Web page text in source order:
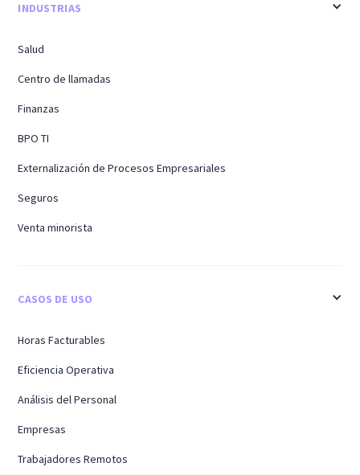
INDUSTRIAS
Salud
Centro de llamadas
Finanzas
BPO TI
Externalización de Procesos Empresariales
Seguros
Venta minorista
CASOS DE USO
Horas Facturables
Eficiencia Operativa
Análisis del Personal
Empresas
Trabajadores Remotos